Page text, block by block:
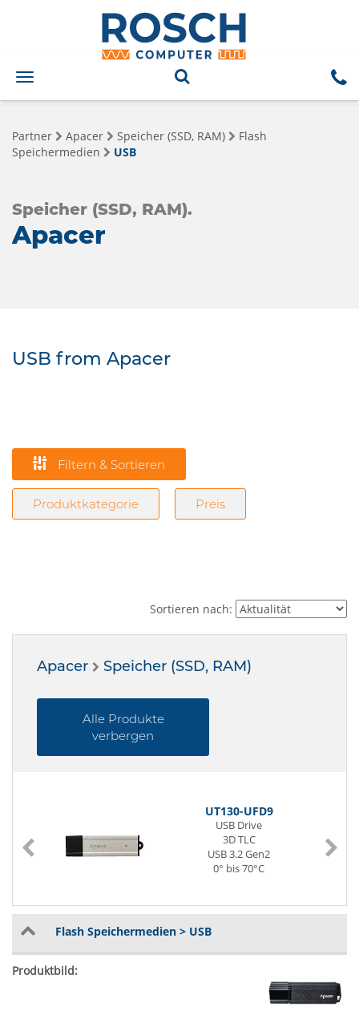
Toggle
navigation
Partner Apacer Speicher (SSD, RAM)
Flash
Speichermedien
USB
Speicher (SSD, RAM).
Apacer
USB from Apacer
Filtern & Sortieren
Produktkategorie Preis
Sortieren nach:
Apacer Speicher (SSD, RAM)
Alle Produkte
verbergen
UT130-UFD9
USB Drive
3D TLC
USB 3.2 Gen2
0° bis 70°C
Flash Speichermedien > USB